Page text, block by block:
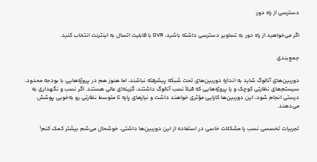
دسترسی از راه دور:
اگر می‌خواهید از راه دور به تصاویر دسترسی داشته باشید، DVR با قابلیت اتصال به اینترنت انتخاب کنید.
جمع‌بندی
دوربین‌های آنالوگ شاید به اندازه دوربین‌های تحت شبکه پیشرفته نباشند، اما هنوز هم در پروژه‌هایی با بودجه محدود،
سیستم‌های نظارتی کوچک و یا پروژه‌هایی که قبلاً نصب آنالوگ داشتند، گزینه‌ای عالی هستند. اگر نصب و نگهداری به
درستی انجام شود، این دوربین‌ها کارایی مؤثری خواهند داشت و نیازهای پایه تا متوسط نظارتی رو به‌خوبی پوشش
می‌دهند.
تجربیات تخصصی نصب یا مشکلات خاصی در استفاده از این دوربین‌ها داشتی، خوشحال می‌شم بیشتر کمک کنم!